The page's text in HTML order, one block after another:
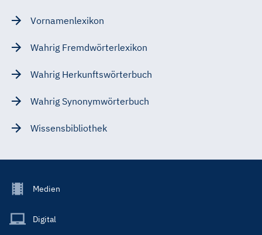
Vornamenlexikon
Wahrig Fremdwörterlexikon
Wahrig Herkunftswörterbuch
Wahrig Synonymwörterbuch
Wissensbibliothek
Footer
Main
Medien
Digital